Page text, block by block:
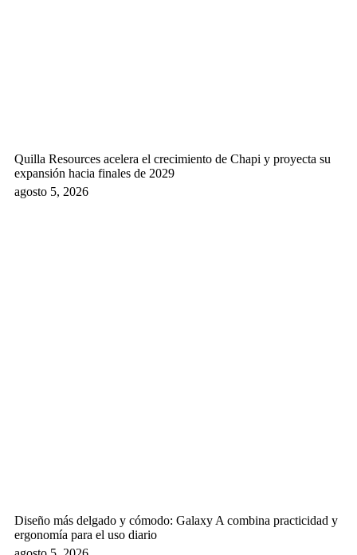
Quilla Resources acelera el crecimiento de Chapi y proyecta su
expansión hacia finales de 2029
agosto 5, 2026
Diseño más delgado y cómodo: Galaxy A combina practicidad y
ergonomía para el uso diario